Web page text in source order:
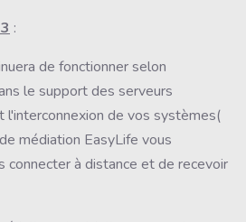
:
de fonctionner selon
le support des serveurs
l'interconnexion de vos systèmes(
médiation EasyLife vous
connecter à distance et de recevoir